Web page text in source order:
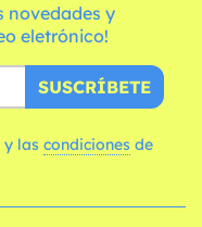
novedades y
eletrónico!
SUSCRÍBETE
las condiciones